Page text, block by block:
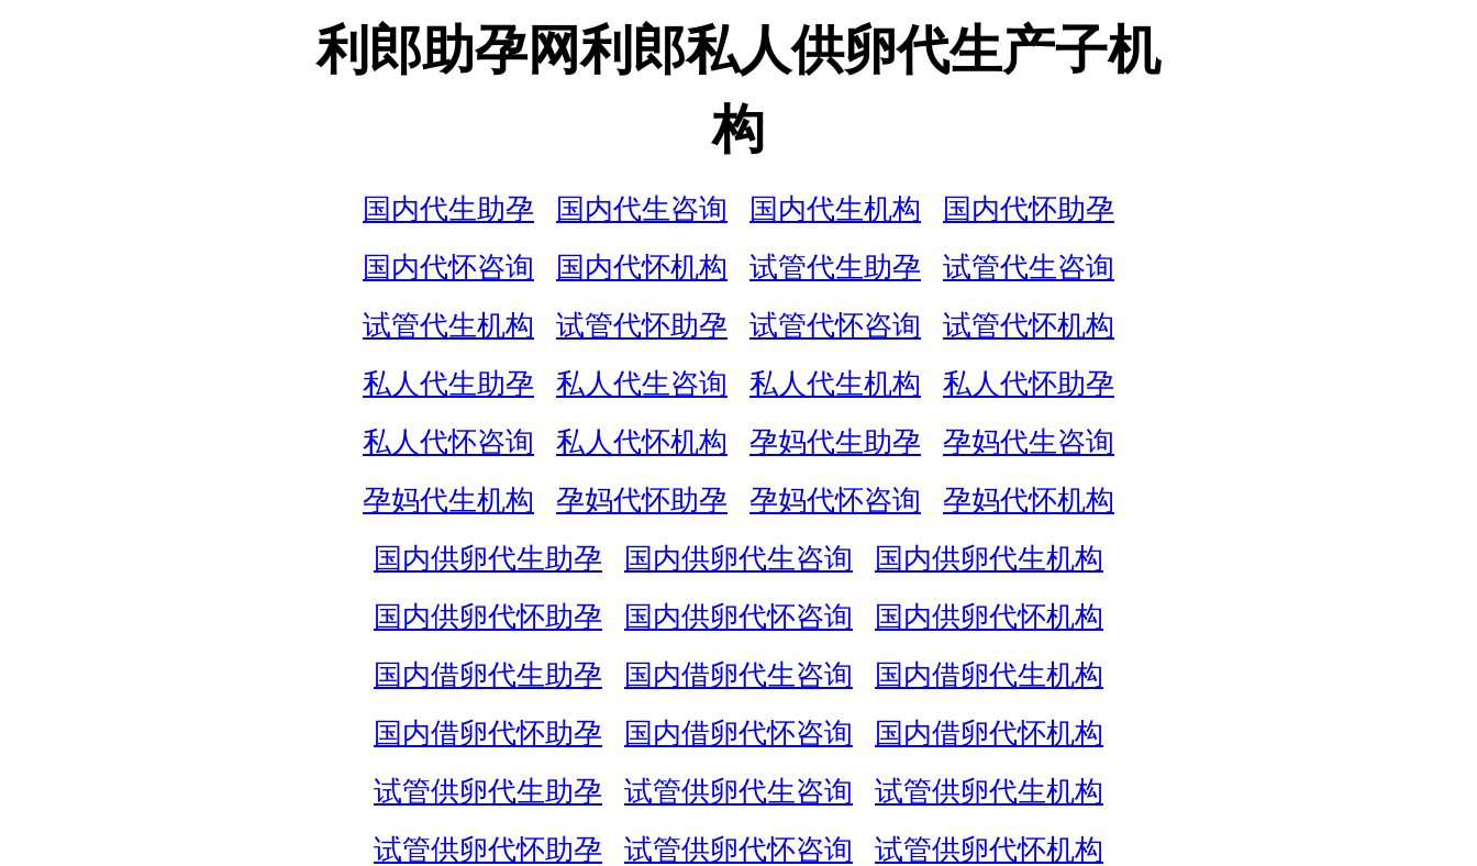
利郎助孕网利郎私人供卵代生产子机
构
国内代生助孕 国内代生咨询 国内代生机构
国内代怀助孕
国内代怀咨询
国内代怀机构 试管代生助孕
试管代生咨询
试管代生机构
试管代怀助孕 试管代怀咨询
试管代怀机构
私人代生助孕
私人代生咨询 私人代生机构
私人代怀助孕
私人代怀咨询
私人代怀机构 孕妈代生助孕
孕妈代生咨询
孕妈代生机构
孕妈代怀助孕 孕妈代怀咨询
孕妈代怀机构
国内供卵代生助孕
国内供卵代生咨询
国内供卵代生机构
国内供卵代怀助孕
国内供卵代怀咨询
国内供卵代怀机构
国内借卵代生助孕
国内借卵代生咨询
国内借卵代生机构
国内借卵代怀助孕
国内借卵代怀咨询
国内借卵代怀机构
试管供卵代生助孕
试管供卵代生咨询
试管供卵代生机构
试管供卵代怀助孕
试管供卵代怀咨询
试管供卵代怀机构